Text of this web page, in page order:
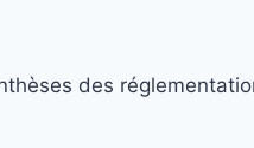
des